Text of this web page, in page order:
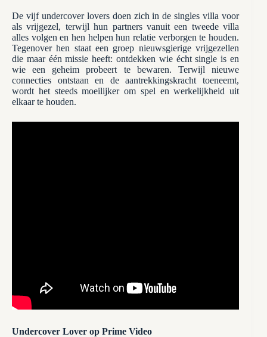
De vijf undercover lovers doen zich in de singles villa voor
als vrijgezel, terwijl hun partners vanuit een tweede villa
alles volgen en hen helpen hun relatie verborgen te houden.
Tegenover hen staat een groep nieuwsgierige vrijgezellen
die maar één missie heeft: ontdekken wie écht single is en
wie een geheim probeert te bewaren. Terwijl nieuwe
connecties ontstaan en de aantrekkingskracht toeneemt,
wordt het steeds moeilijker om spel en werkelijkheid uit
elkaar te houden.
Undercover Lover op Prime Video